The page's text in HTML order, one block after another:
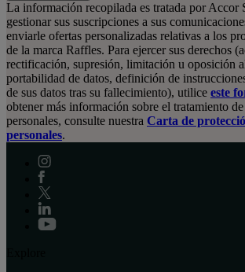
La información recopilada es tratada por Accor
gestionar sus suscripciones a sus
enviarle ofertas personalizadas relativas a los
de la marca Raffles. Para ejercer sus derechos
rectificación, supresión, limitación u oposición
portabilidad de datos, definición de
de sus datos tras su fallecimiento), utilice este
obtener más información sobre el tratamiento de
personales, consulte nuestra Carta de
personales.